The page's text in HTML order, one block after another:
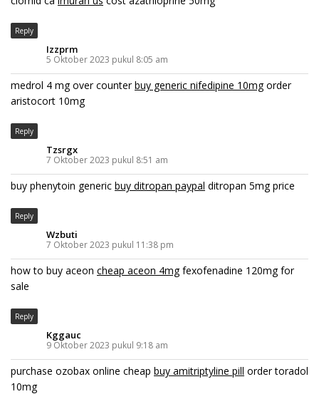
Reply
Izzprm
5 Oktober 2023 pukul 8:05 am
medrol 4 mg over counterbuy generic nifedipine 10mgorder
aristocort 10mg
Reply
Tzsrgx
7 Oktober 2023 pukul 8:51 am
buy phenytoin generic buy ditropan paypal ditropan 5mg price
Reply
Wzbuti
7 Oktober 2023 pukul 11:38 pm
how to buy aceon cheap aceon 4mgfexofenadine 120mg for
sale
Reply
Kggauc
9 Oktober 2023 pukul 9:18 am
purchase ozobax online cheap buy amitriptyline pill order toradol
10mg